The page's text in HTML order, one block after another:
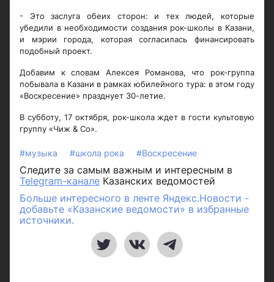
- Это заслуга обеих сторон: и тех людей, которые
убедили в необходимости создания рок-школы в Казани,
и мэрии города, которая согласилась финансировать
подобный проект.
Добавим к словам Алексея Романова, что рок-группа
побывала в Казани в рамках юбилейного тура: в этом году
«Воскресение» празднует 30-летие.
В субботу, 17 октября, рок-школа ждет в гости культовую
группу «Чиж & Co».
#музыка #школа рока #Воскресение
Следите за самым важным и интересным в
Telegram-канале Казанских ведомостей
Больше интересного в ленте Яндекс.Новости -
добавьте «Казанские ведомости» в избранные
источники.